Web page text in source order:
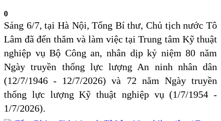
0
Sáng 6/7, tại Hà Nội, Tổng Bí thư, Chủ tịch nước Tô
Lâm đã đến thăm và làm việc tại Trung tâm Kỹ thuật
nghiệp vụ Bộ Công an, nhân dịp kỷ niệm 80 năm
Ngày truyền thống lực lượng An ninh nhân dân
(12/7/1946 - 12/7/2026) và 72 năm Ngày truyền
thống lực lượng Kỹ thuật nghiệp vụ (1/7/1954 -
1/7/2026).